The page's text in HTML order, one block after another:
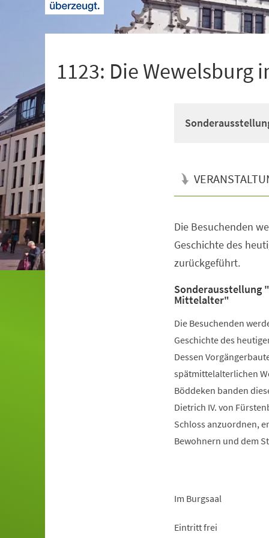
1123: Die Wewelsburg
Die Besuchenden
Geschichte des
zurückgeführt.
Sonderausstellung
Mittelalter"
Die Besuchenden
Geschichte des
Dessen
spätmittelalterlichen
Böddeken banden
Dietrich IV. von
Schloss anzuordnen,
Bewohnern und dem
Im Burgsaal
Eintritt frei